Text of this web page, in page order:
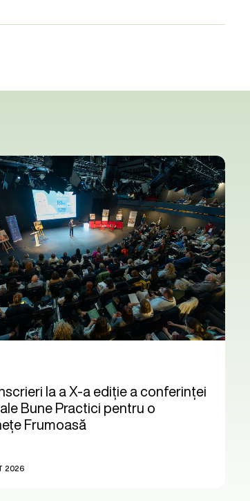
la a X-a ediție a conferinței
Bune Practici pentru o
Frumoasă
2026